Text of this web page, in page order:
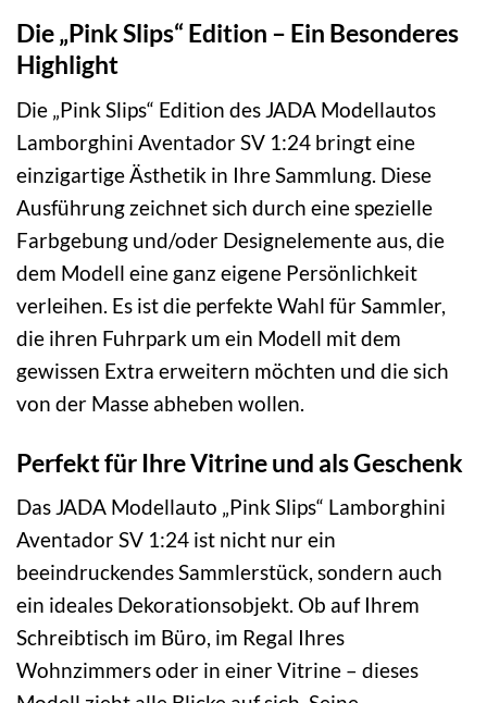
Die „Pink Slips“ Edition – Ein Besonderes
Highlight
Die „Pink Slips“ Edition des JADA Modellautos
Lamborghini Aventador SV 1:24 bringt eine
einzigartige Ästhetik in Ihre Sammlung. Diese
Ausführung zeichnet sich durch eine spezielle
Farbgebung und/oder Designelemente aus, die
dem Modell eine ganz eigene Persönlichkeit
verleihen. Es ist die perfekte Wahl für Sammler,
die ihren Fuhrpark um ein Modell mit dem
gewissen Extra erweitern möchten und die sich
von der Masse abheben wollen.
Perfekt für Ihre Vitrine und als Geschenk
Das JADA Modellauto „Pink Slips“ Lamborghini
Aventador SV 1:24 ist nicht nur ein
beeindruckendes Sammlerstück, sondern auch
ein ideales Dekorationsobjekt. Ob auf Ihrem
Schreibtisch im Büro, im Regal Ihres
Wohnzimmers oder in einer Vitrine – dieses